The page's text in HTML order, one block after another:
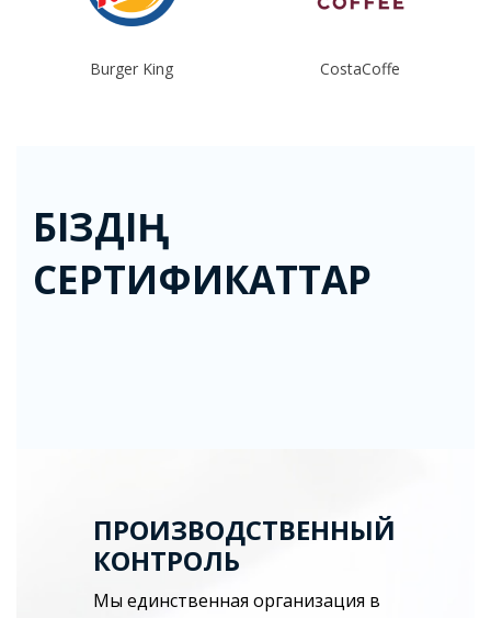
Burger King CostaCoffe
БІЗДІҢ
СЕРТИФИКАТТАР
ПРОИЗВОДСТВЕННЫЙ
КОНТРОЛЬ
Мы единственная организация в